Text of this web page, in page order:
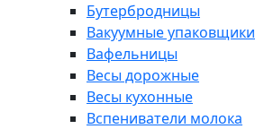
Бутербродницы
Вакуумные упаковщики
Вафельницы
Весы дорожные
Весы кухонные
Вспениватели молока